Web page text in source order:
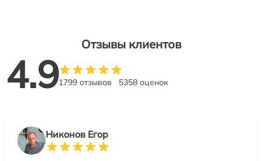
Отзывы клиентов
4.91799 отзывов 5358 оценок
Никонов Егор